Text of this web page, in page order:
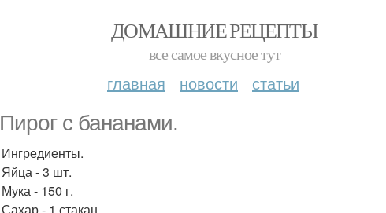
ДОМАШНИЕ РЕЦЕПТЫ
все самое вкусное тут
главная новости статьи
Пирог с бананами.
Ингредиенты.
Яйца - 3 шт.
Мука - 150 г.